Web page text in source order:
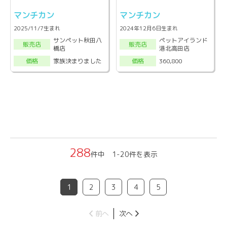
マンチカン
2025/11/7生まれ
販売店
サンペット秋田八
橋店
価格
家族決まりました
マンチカン
2024年12月6日生まれ
販売店
ペットアイランド
港北高田店
価格
360,800
288件中 1-20件を表示
1 2 3 4 5
前へ 次へ